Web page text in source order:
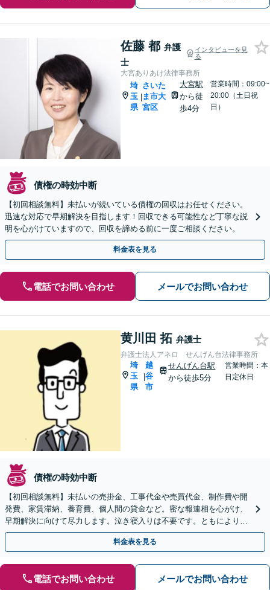
佐藤 都 弁護
士
インタビューを見
る
大宮ありあけ法律事務所
埼
玉
県
|
さいた
ま市大
宮区
大宮駅
から徒
歩4分
営業時間：09:00~
20:00（土日祝
日）
債権の時効中断
【初回相談無料】未払いが続いている債権の回収はお任せください。
迅速な対応で早期解決を目指します！回収できる可能性など丁寧な説
明を心がけていますので、回収を諦める前に一度ご相談ください。
料金表を見る
電話でお問い合わせ メールでお問い合わせ
黄川田 拓 弁護士
弁護士法人アネロ せんげん台法律事務所
埼
玉
県
|
越
谷
市
せんげん台駅
から徒歩5分
営業時間：本
日定休日
債権の時効中断
【初回相談無料】未払いの売掛金、工事代金や売買代金、制作費や開
発費、家賃滞納、養育費、個人間の貸金など。密な報連相を心がけ、
早期解決に向けて尽力します。泣き寝入りは不要です。ともにより良
い解決方法を模索しましょう【せんげん台駅5分】
料金表を見る
電話でお問い合わせ メールでお問い合わせ